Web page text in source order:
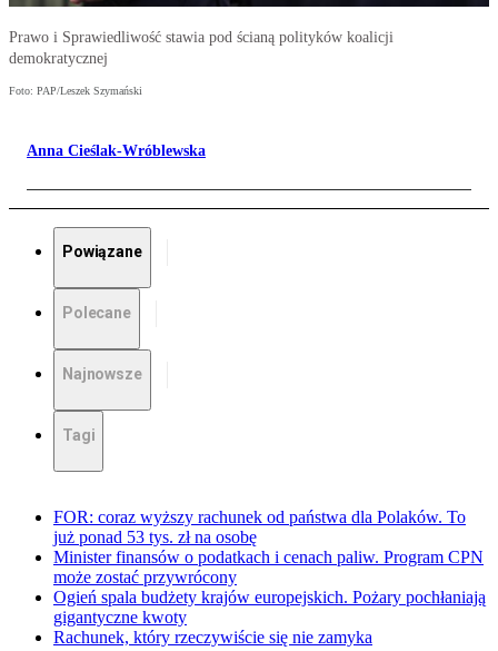
Prawo i Sprawiedliwość stawia pod ścianą polityków koalicji
demokratycznej
Foto: PAP/Leszek Szymański
Anna Cieślak-Wróblewska
Powiązane
Polecane
Najnowsze
Tagi
FOR: coraz wyższy rachunek od państwa dla Polaków. To
już ponad 53 tys. zł na osobę
Minister finansów o podatkach i cenach paliw. Program CPN
może zostać przywrócony
Ogień spala budżety krajów europejskich. Pożary pochłaniają
gigantyczne kwoty
Rachunek, który rzeczywiście się nie zamyka